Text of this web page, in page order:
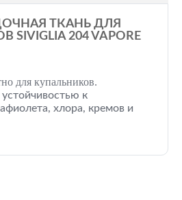
ТКАНЬ ДЛЯ
204 VAPORE
для купальников.
к
хлора, кремов и